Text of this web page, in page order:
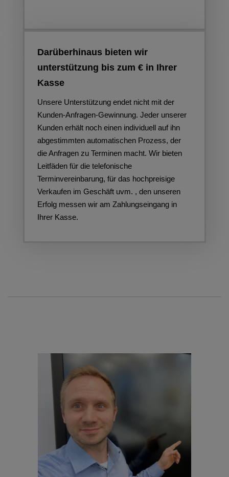
Darüberhinaus bieten wir
unterstützung bis zum € in Ihrer
Kasse
Unsere Unterstützung endet nicht mit der
Kunden-Anfragen-Gewinnung. Jeder unserer
Kunden erhält noch einen individuell auf ihn
abgestimmten automatischen Prozess, der
die Anfragen zu Terminen macht. Wir bieten
Leitfäden für die telefonische
Terminvereinbarung, für das hochpreisige
Verkaufen im Geschäft uvm. , den unseren
Erfolg messen wir am Zahlungseingang in
Ihrer Kasse.